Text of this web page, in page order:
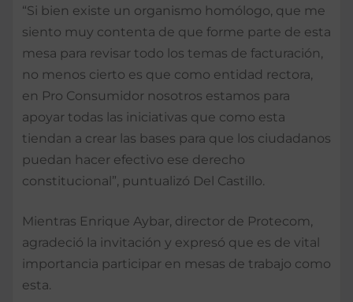
“Si bien existe un organismo homólogo, que me
siento muy contenta de que forme parte de esta
mesa para revisar todo los temas de facturación,
no menos cierto es que como entidad rectora,
en Pro Consumidor nosotros estamos para
apoyar todas las iniciativas que como esta
tiendan a crear las bases para que los ciudadanos
puedan hacer efectivo ese derecho
constitucional”, puntualizó Del Castillo.
Mientras Enrique Aybar, director de Protecom,
agradeció la invitación y expresó que es de vital
importancia participar en mesas de trabajo como
esta.